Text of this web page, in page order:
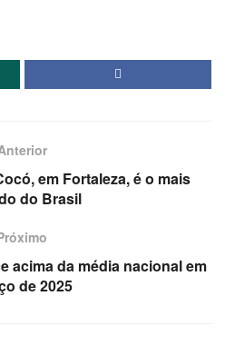
em Fortaleza, é o mais
do Brasil
acima da média nacional em
de 2025